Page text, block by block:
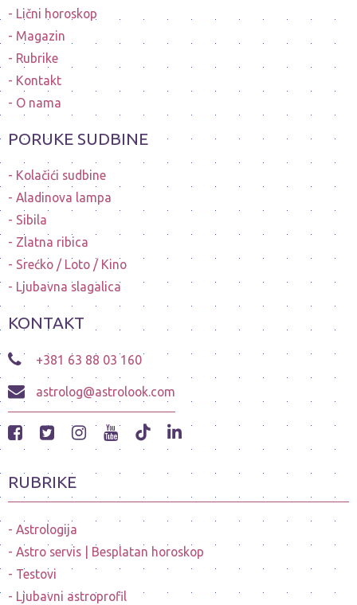
Lični horoskop
Magazin
Rubrike
Kontakt
O nama
PORUKE SUDBINE
Kolačići sudbine
Aladinova lampa
Sibila
Zlatna ribica
Srećko / Loto / Kino
Ljubavna slagalica
KONTAKT
+381 63 88 03 160
astrolog@astrolook.com
RUBRIKE
Astrologija
Astro servis | Besplatan horoskop
Testovi
Ljubavni astroprofil